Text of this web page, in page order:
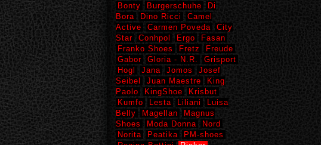
Bonty
Burgerschuhe
Di
Bora
Dino Ricci
Camel
Active
Carmen Poveda
City
Star
Conhpol Ergo
Fasan
Franko Shoes
Fretz
Freude
Gabor
Gloria - N.R.
Grisport
Hogl
Jana Jomos
Josef
Seibel
Juan Maestre
King
Paolo
KingShoe
Krisbut
Kumfo
Lesta Liliani
Luisa
Belly
Magellan
Magnus
Shoes
Moda Donna
Nord
Norita
Peatika
PM-shoes